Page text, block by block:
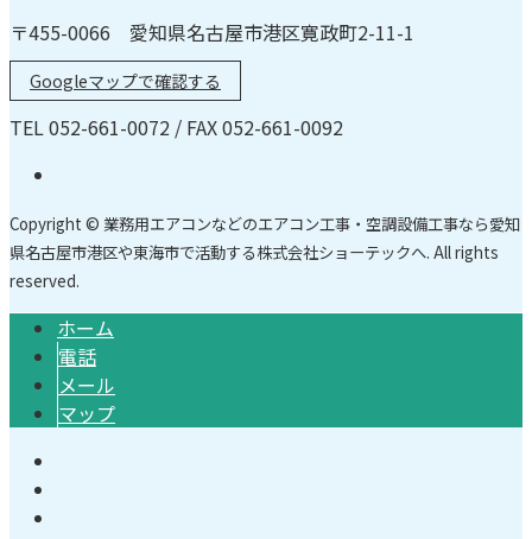
〒455-0066 愛知県名古屋市港区寛政町2-11-1
Googleマップで確認する
TEL 052-661-0072 / FAX 052-661-0092
Copyright © 業務用エアコンなどのエアコン工事・空調設備工事なら愛知
県名古屋市港区や東海市で活動する株式会社ショーテックへ. All rights
reserved.
ホーム
電話
メール
マップ